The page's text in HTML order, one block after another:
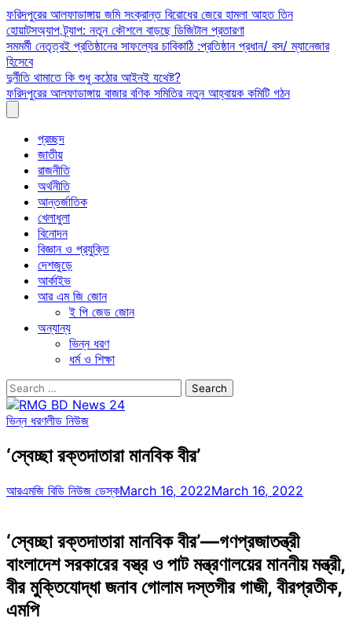
Skip
to
content
ফরিদপুরের আলফাডাঙ্গায় জমি সংক্রান্ত বিরোধের জেরে হামলা আহত তিন
হোয়াটসঅ্যাপ ট্র্যাপ: নতুন কৌশলে বাড়ছে ডিজিটাল প্রতারণা
সমমর্মী নেতৃত্বই প্রতিষ্ঠানের সাফল্যের চাবিকাঠি :প্রতিষ্ঠান প্রধান/ বস/ ম্যানেজার
হিসেবে
দুর্নীতি থামাতে কি শুধু কঠোর আইনই যথেষ্ট?
ফরিদপুরের আলফাডাঙ্গায় বাজার বণিক সমিতির নতুন আহ্বায়ক কমিটি গঠন
প্রচ্ছদ
জাতীয়
রাজনীতি
অর্থনীতি
আন্তর্জাতিক
খেলাধুলা
বিনোদন
বিজ্ঞান ও প্রযুক্তি
দেশজুড়ে
আর্কাইভ
আর এম জি জোন
ই পি জেড জোন
অন্যান্য
ভিন্ন ধরণ
ধর্ম ও শিক্ষা
Search
for:
ভিন্ন ধরণলীড নিউজ
‘স্বেচ্ছা রক্তদাতারা মানবিক বীর’
আরএমজি বিডি নিউজ ডেস্কMarch 16, 2022March 16, 2022
‘স্বেচ্ছা রক্তদাতারা মানবিক বীর’—গণপ্রজাতন্ত্রী
বাংলাদেশ সরকারের বস্ত্র ও পাট মন্ত্রণালয়ের মাননীয় মন্ত্রী,
বীর মুক্তিযোদ্ধা জনাব গোলাম দস্তগীর গাজী, বীরপ্রতীক,
এমপি